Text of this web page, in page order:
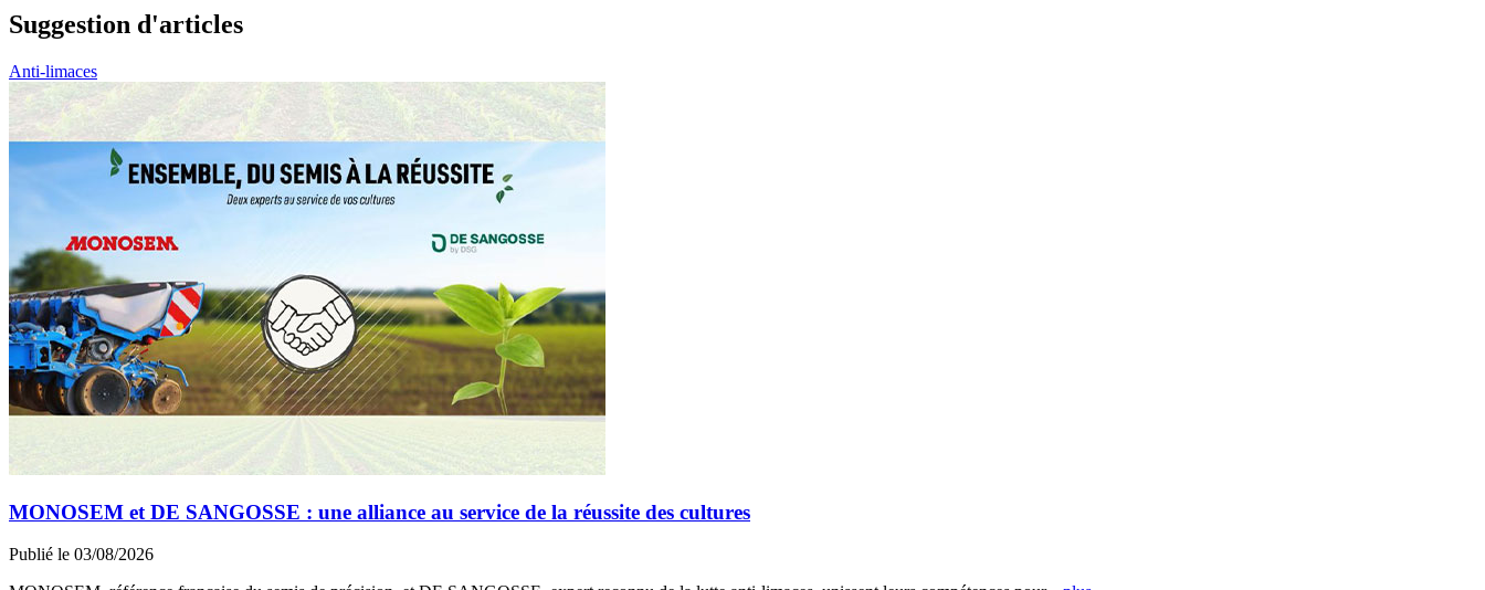
Suggestion d'articles
Anti-limaces
MONOSEM et DE SANGOSSE : une alliance au service de la réussite des cultures
Publié le 03/08/2026